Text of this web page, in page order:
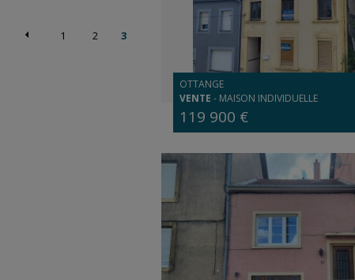
1 2 3
OTTANGE
VENTE - MAISON INDIVIDUELLE
119 900 €